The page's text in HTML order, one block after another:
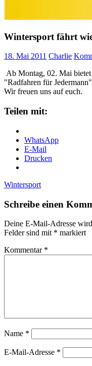
Wintersport fährt
18. Mai 2011 Charlie
Ab Montag, 02. Mai
"Radfahren für
Wir freuen uns auf euch.
Teilen mit:
WhatsApp
E-Mail
Drucken
Wintersport
Schreibe einen
Deine E-Mail-Adresse
Felder sind mit * markiert
Kommentar *
Name *
E-Mail-Adresse *